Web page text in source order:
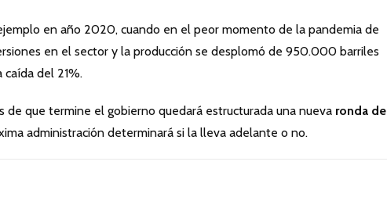
en año 2020, cuando en el peor momento de la pandemia de
en el sector y la producción se desplomó de 950.000 barriles
del 21%.
de que termine el gobierno quedará estructurada una nueva ronda de
administración determinará si la lleva adelante o no.